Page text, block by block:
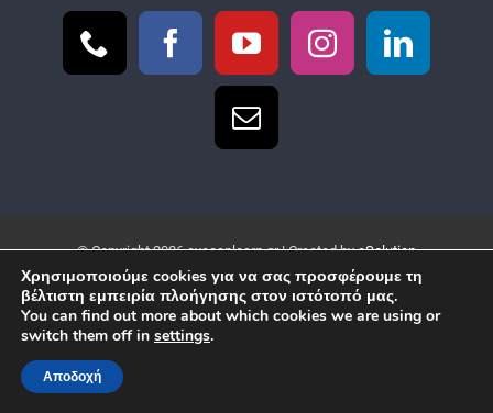
© Copyright2026 eyecanlearn.gr | Created byeSolution
Χρησιμοποιούμε cookies για να σας προσφέρουμε τη
βέλτιστη εμπειρία πλοήγησης στον ιστότοπό μας.
You can find out more about which cookies we are using or
switch them off in settings.
Αποδοχή